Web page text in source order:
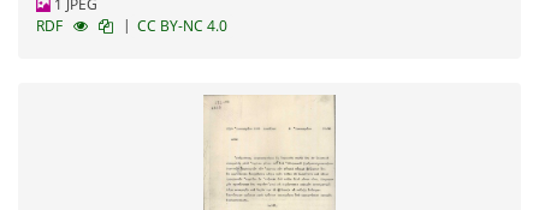
1 JPEG
RDF
| CC BY-NC 4.0